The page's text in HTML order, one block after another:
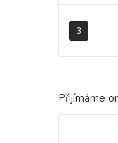
Přijímáme